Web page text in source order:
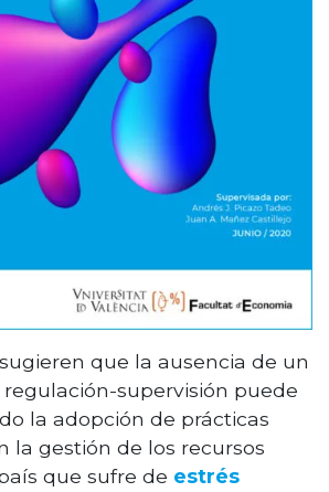
que la ausencia de un
supervisión puede
la adopción de prácticas
la gestión de los recursos
que sufre de estrés